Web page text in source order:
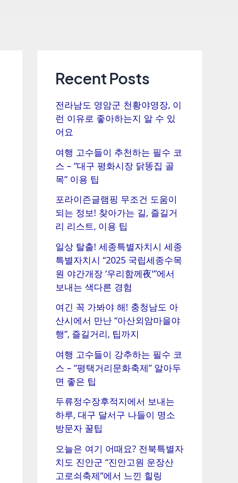
Recent Posts
전라남도 영암군 천황야영장, 이
런 이유로 좋아하는지 알 수 있
어요
여행 고수들이 추천하는 필수 코
스 – “대구 평화시장 닭똥집 골
목” 이용 팁
포라이즌글램핑 무조건 도움이
되는 정보! 찾아가는 길, 즐길거
리 리스트, 이용 팁
일상 탈출! 세종특별자치시 세종
특별자치시 “2025 국립세종수목
원 야간개장 ‘우리함께夜'”에서
보내는 색다른 경험
여긴 꼭 가봐야 해! 충청남도 아
산시에서 만난 “아산외암마을야
행”, 즐길거리, 팁까지
여행 고수들이 강추하는 필수 코
스 – “평택거리문화축제” 알아두
면 좋은 팁
두류정수장후적지에서 보내는
하루, 대구 달서구 나들이 명소
방문자 꿀팁
오늘은 여기 어때요? 전북특별자
치도 진안군 “진안고원 운장산
고로쇠축제”에서 느낀 힐링